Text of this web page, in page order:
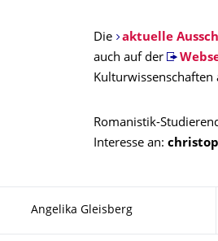
Die aktuelle
auch auf der
Kulturwissenschaften
Romanistik-
Interesse an:
Angelika Gleisberg